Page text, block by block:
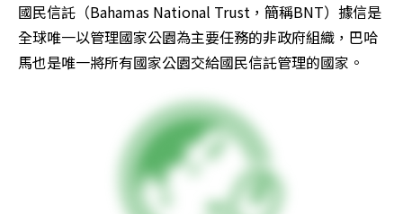
國民信託（Bahamas National Trust，簡稱BNT）據信是
全球唯一以管理國家公園為主要任務的非政府組織，巴哈
馬也是唯一將所有國家公園交給國民信託管理的國家。